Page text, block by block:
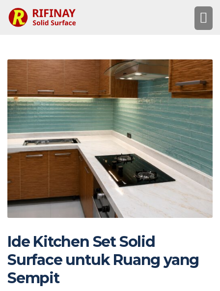
Ide Kitchen Set Solid
Surface untuk Ruang yang
Sempit